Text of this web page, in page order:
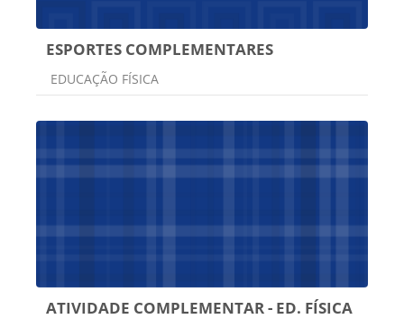
ESPORTES COMPLEMENTARES
Categoria do curso
EDUCAÇÃO FÍSICA
ATIVIDADE COMPLEMENTAR - ED. FÍSICA